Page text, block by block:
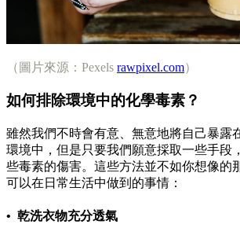
（圖片來源：Pexels rawpixel.com）
如何排除環境中的化學毒素？
雖然我們不時會有意、無意地將自己暴露
環境中，但是只要我們願意採取一些手段
些毒素的傷害。這些方法並不如你想像的
可以在日常生活中做到的事情：
• 乾洗衣物充分透氣